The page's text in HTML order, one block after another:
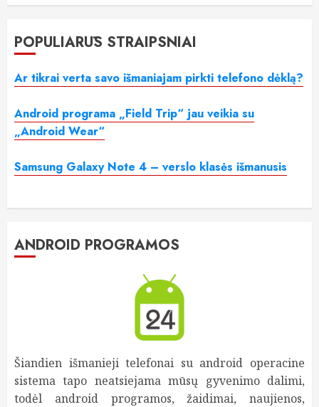
POPULIARŪS STRAIPSNIAI
Ar tikrai verta savo išmaniajam pirkti telefono dėklą?
Android programa „Field Trip“ jau veikia su
„Android Wear“
Samsung Galaxy Note 4 – verslo klasės išmanusis
ANDROID PROGRAMOS
Šiandien išmanieji telefonai su android operacine
sistema tapo neatsiejama mūsų gyvenimo dalimi,
todėl android programos, žaidimai, naujienos,